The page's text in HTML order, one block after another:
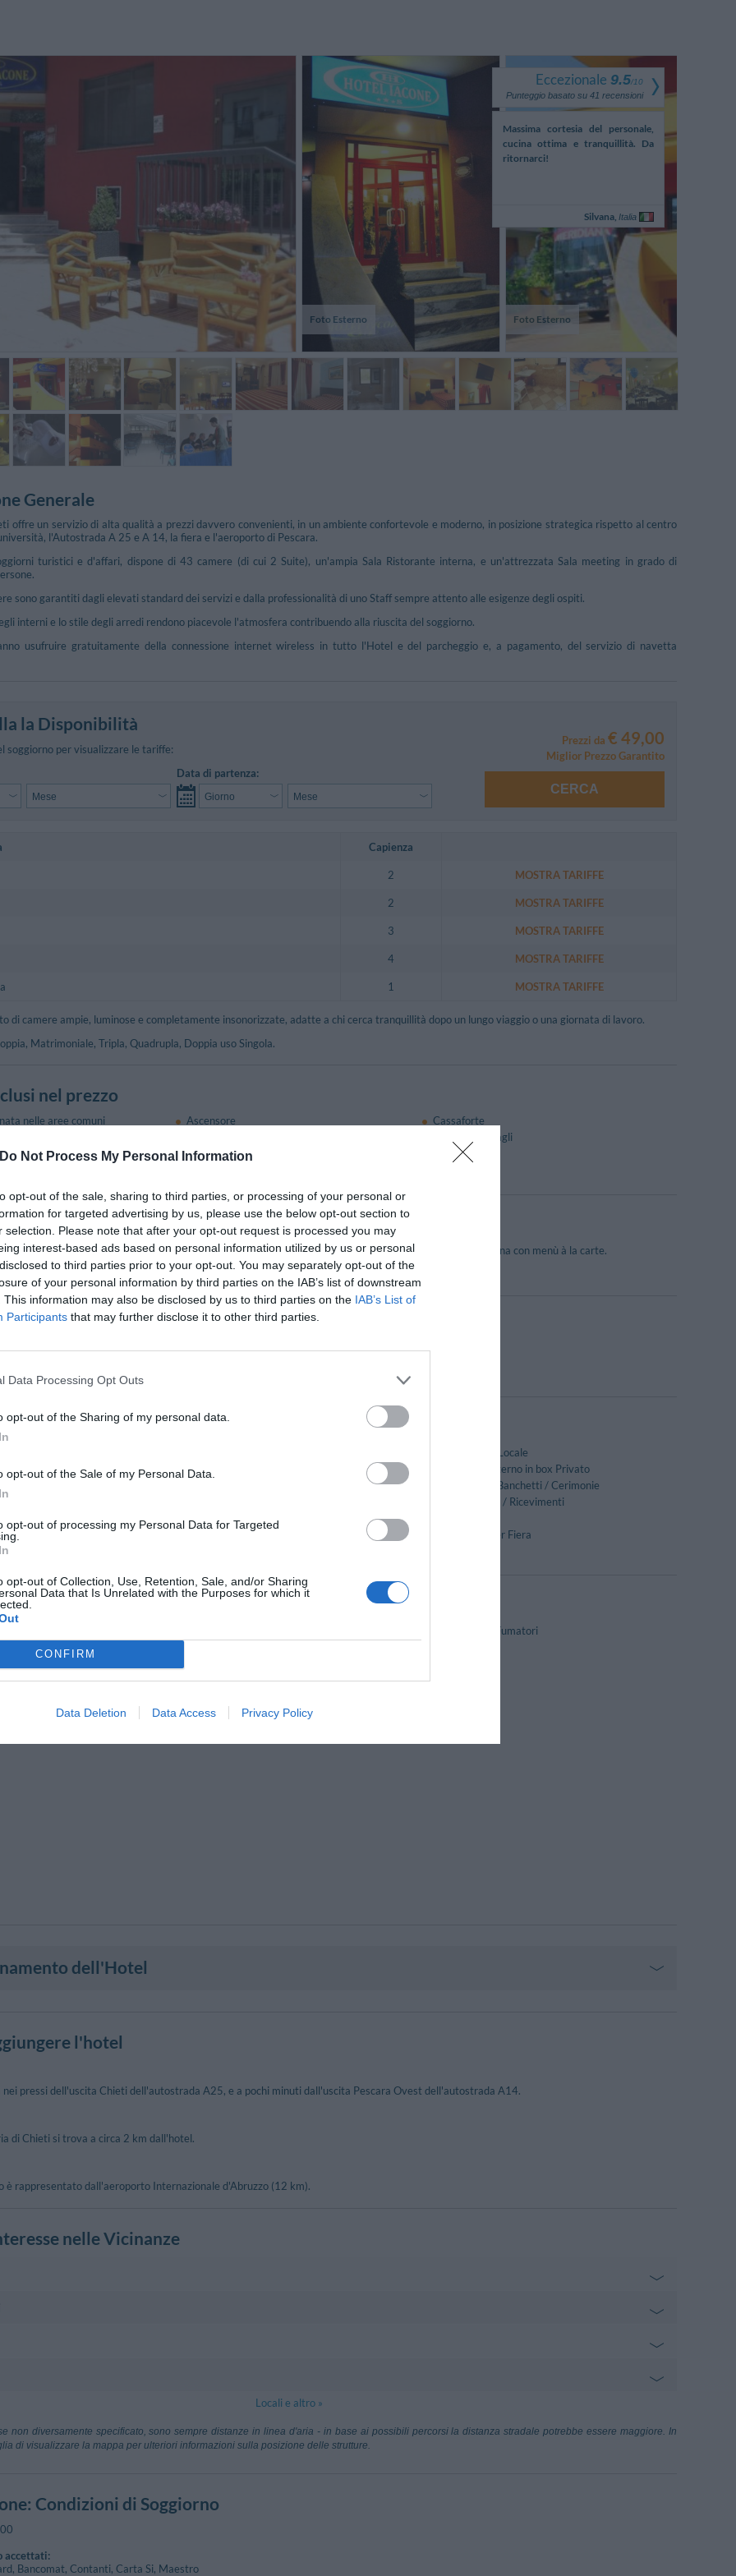
Do Not Process My Personal Information
opt-out of the sale, sharing to third parties, or processing of your personal or
for targeted advertising by us, please use the below opt-out section to
selection. Please note that after your opt-out request is processed you may
interest-based ads based on personal information utilized by us or personal
to third parties prior to your opt-out. You may separately opt-out of the
of your personal information by third parties on the IAB’s list of downstream
This information may also be disclosed by us to third parties on the IAB’s List of
Participants that may further disclose it to other third parties.
Data Processing Opt Outs
opt-out of the Sharing of my personal data.
opt-out of the Sale of my Personal Data.
opt-out of processing my Personal Data for Targeted
opt-out of Collection, Use, Retention, Sale, and/or Sharing
Data that Is Unrelated with the Purposes for which it
CONFIRM
Data Deletion Data Access Privacy Policy
Foto Esterno Foto Esterno
Eccezionale 9.5/10
Punteggio basato su 41 recensioni
Francia Valentina,
empfehlenswertes Restaurant,
reichhaltiges Frühstück, großes
Zimmer + Bad, Parkplatz am Hotel,
Germania
Massima cortesia del personale,
cucina ottima e tranquillità. Da
ritornarci!
Silvana, Italia
Generale
offre un servizio di alta qualità a prezzi davvero convenienti, in un ambiente confortevole e moderno, in posizione strategica rispetto al centro
l'Autostrada A 25 e A 14, la fiera e l'aeroporto di Pescara.
turistici e d'affari, dispone di 43 camere (di cui 2 Suite), un'ampia Sala Ristorante interna, e un'attrezzata Sala meeting in grado di
sono garantiti dagli elevati standard dei servizi e dalla professionalità di uno Staff sempre attento alle esigenze degli ospiti.
interni e lo stile degli arredi rendono piacevole l'atmosfera contribuendo alla riuscita del soggiorno.
usufruire gratuitamente della connessione internet wireless in tutto l'Hotel e del parcheggio e, a pagamento, del servizio di navetta
la Disponibilità
soggiorno per visualizzare le tariffe:
Data di partenza:
Prezzi da € 49,00
Miglior Prezzo Garantito
CERCA
Capienza
2 MOSTRA TARIFFE
2 MOSTRA TARIFFE
3 MOSTRA TARIFFE
4 MOSTRA TARIFFE
1 MOSTRA TARIFFE
di camere ampie, luminose e completamente insonorizzate, adatte a chi cerca tranquillità dopo un lungo viaggio o una giornata di lavoro.
Matrimoniale, Tripla, Quadrupla, Doppia uso Singola.
nel prezzo
nelle aree comuni Ascensore
Cassaforte
Deposito Bagagli
Personale Multilingua
Portiere
e Bar
sala Ristorante interna per il servizio di mezza pensione o di pensione completa, ma anche di una sala esterna con menù à la carte.
buffet è servita dalle ore 07:00 alle ore 10:00 nell' apposita sala colazione.
Sala Riunioni/Sala Meeting/Sala Congressi
di un'ampia Sala meeting per circa 70 posti con layout a platea.
color al plasma 50', schermo per videoproiezioni, lavagna a fogli mobili, connessione a Internet.
Cucina Tipica Locale
Parcheggio Interno Coperto
Parcheggio Interno in box Privato
Ricevimenti / Banchetti / Cerimonie
Sala Banchetti / Ricevimenti
Servizio Fotocopiatrice
Transfer da/per Aeroporto
Transfer da/per Fiera
Porto
dell'hotel
Camere Non Fumatori
dell'Hotel
l'hotel
pressi dell'uscita Chieti dell'autostrada A25, e a pochi minuti dall'uscita Pescara Ovest dell'autostrada A14.
di Chieti si trova a circa 2 km dall'hotel.
è rappresentato dall'aeroporto Internazionale d'Abruzzo (12 km).
nelle Vicinanze
10 - Chieti
Ii, 1 - Chieti
2.97 km Santissima Annunziata-P. Soccorso 2.98 km
Via Cesare De Lollis, 10 - Chieti
10.56 km
Locali e altro »
non diversamente specificato, sono sempre distanze in linea d'aria - in base ai possibili percorsi la distanza stradale potrebbe essere maggiore. In
di visualizzare la mappa per ulteriori informazioni sulla posizione delle strutture.
: Condizioni di Soggiorno
accettati:
Bancomat, Contanti, Carta Si, Maestro